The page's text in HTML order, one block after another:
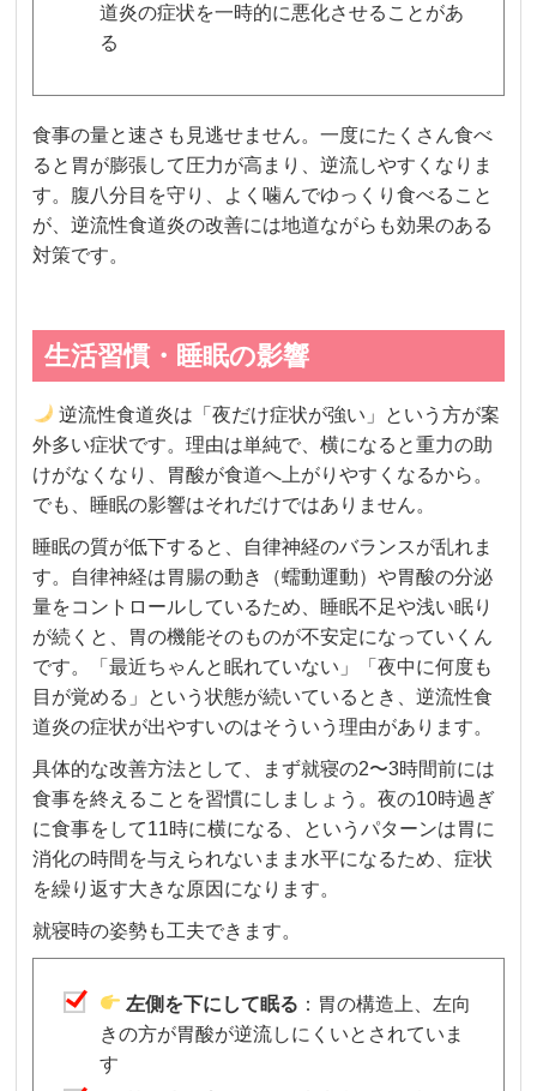
道炎の症状を一時的に悪化させることがあ
る
食事の量と速さも見逃せません。一度にたくさん食べ
ると胃が膨張して圧力が高まり、逆流しやすくなりま
す。腹八分目を守り、よく噛んでゆっくり食べること
が、逆流性食道炎の改善には地道ながらも効果のある
対策です。
生活習慣・睡眠の影響
逆流性食道炎は「夜だけ症状が強い」という方が案
外多い症状です。理由は単純で、横になると重力の助
けがなくなり、胃酸が食道へ上がりやすくなるから。
でも、睡眠の影響はそれだけではありません。
睡眠の質が低下すると、自律神経のバランスが乱れま
す。自律神経は胃腸の動き（蠕動運動）や胃酸の分泌
量をコントロールしているため、睡眠不足や浅い眠り
が続くと、胃の機能そのものが不安定になっていくん
です。「最近ちゃんと眠れていない」「夜中に何度も
目が覚める」という状態が続いているとき、逆流性食
道炎の症状が出やすいのはそういう理由があります。
具体的な改善方法として、まず就寝の2〜3時間前には
食事を終えることを習慣にしましょう。夜の10時過ぎ
に食事をして11時に横になる、というパターンは胃に
消化の時間を与えられないまま水平になるため、症状
を繰り返す大きな原因になります。
就寝時の姿勢も工夫できます。
左側を下にして眠る ：胃の構造上、左向
きの方が胃酸が逆流しにくいとされていま
す